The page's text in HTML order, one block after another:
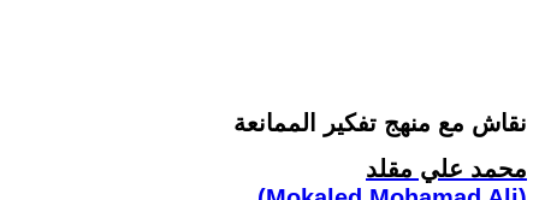
نقاش مع منهج تفكير الممانعة
محمد علي مقلد